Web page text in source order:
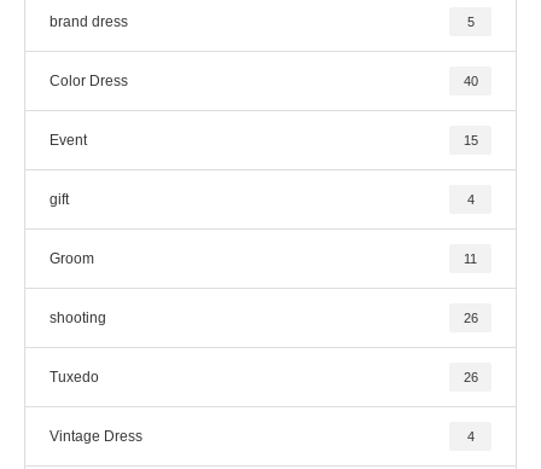
brand dress 5
Color Dress 40
Event 15
gift 4
Groom 11
shooting 26
Tuxedo 26
Vintage Dress 4